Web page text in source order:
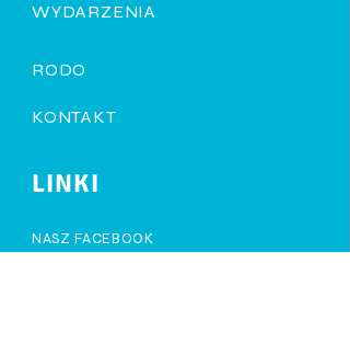
WYDARZENIA
RODO
KONTAKT
LINKI
NASZ FACEBOOK